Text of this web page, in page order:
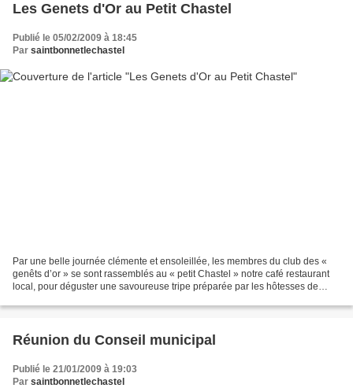
Les Genets d'Or au Petit Chastel
Publié le 05/02/2009 à 18:45
Par saintbonnetlechastel
Par une belle journée clémente et ensoleillée, les membres du club des «
genêts d’or » se sont rassemblés au « petit Chastel » notre café restaurant
local, pour déguster une savoureuse tripe préparée par les hôtesses de
Réunion du Conseil municipal
Publié le 21/01/2009 à 19:03
Par saintbonnetlechastel